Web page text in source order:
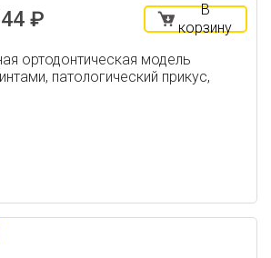
₽
В
корзину
ортодонтическая модель
патологический прикус,